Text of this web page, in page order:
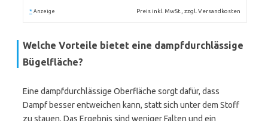
* Anzeige Preis inkl. MwSt., zzgl. Versandkosten
Welche Vorteile bietet eine dampfdurchlässige
Bügelfläche?
Eine dampfdurchlässige Oberfläche sorgt dafür, dass
Dampf besser entweichen kann, statt sich unter dem Stoff
zu stauen. Das Ergebnis sind weniger Falten und ein